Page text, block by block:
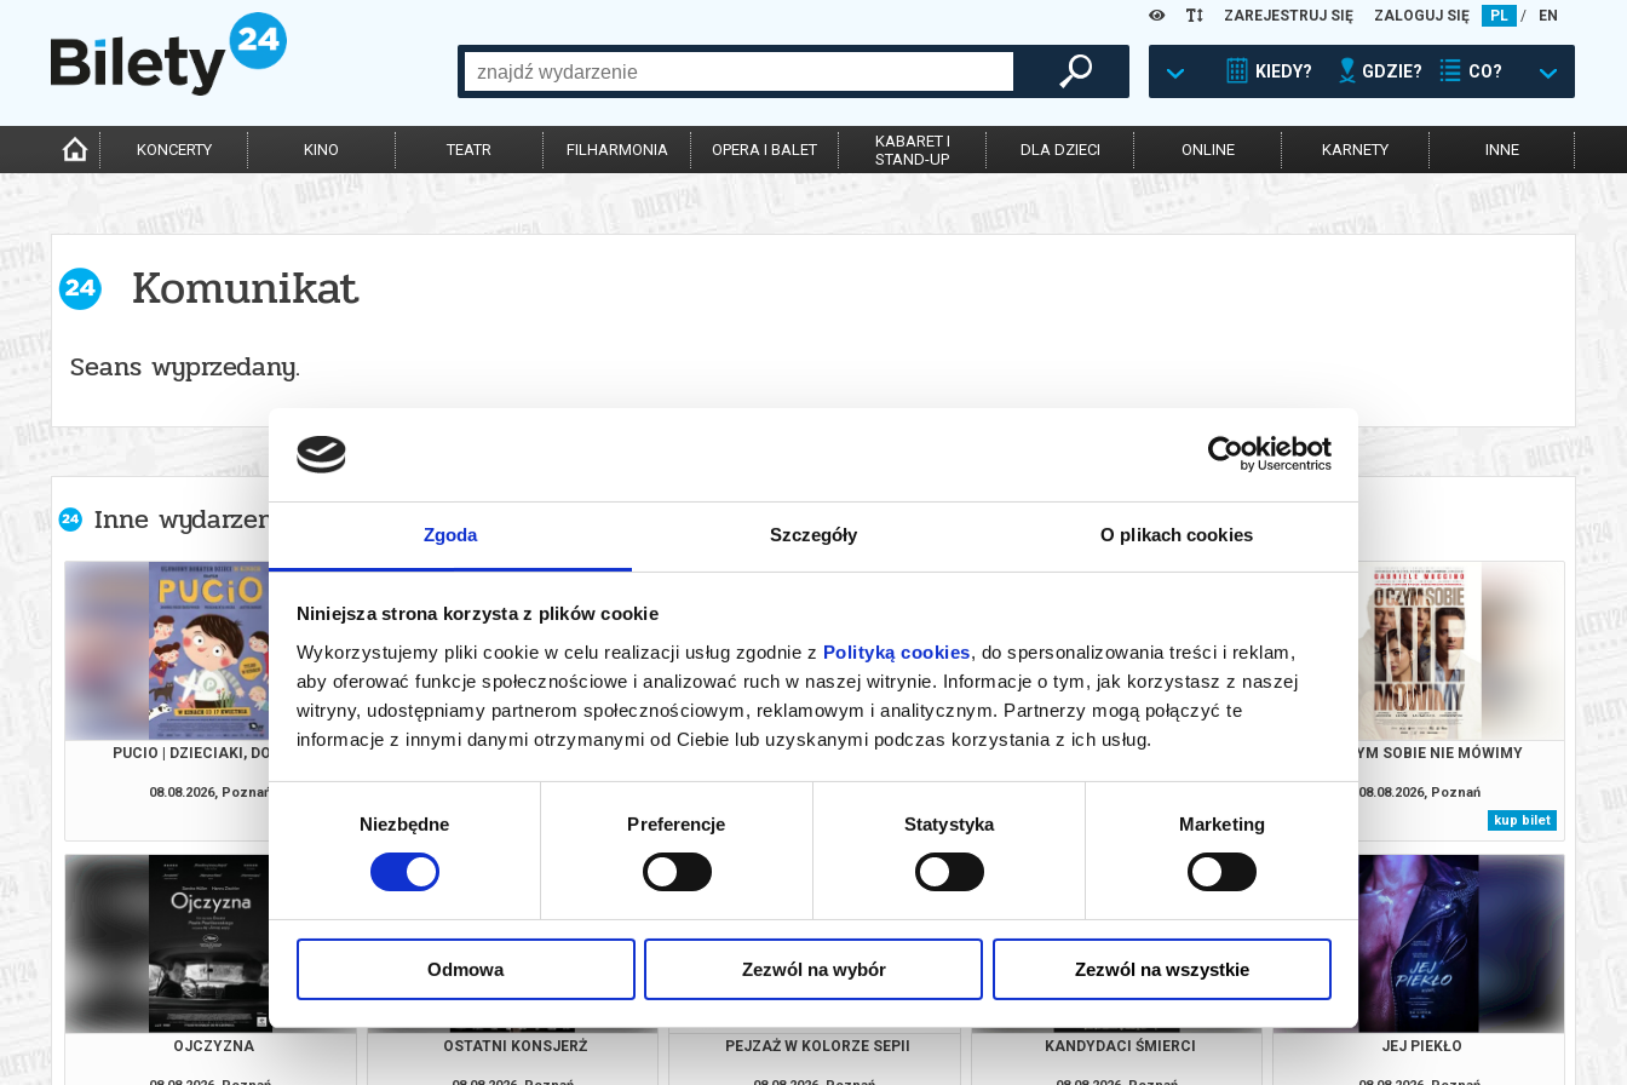
Zgoda Szczegóły O plikach cookies
Niniejsza strona korzysta z plików cookie
Wykorzystujemy pliki cookie w celu realizacji usług zgodnie z Polityką cookies, do spersonalizowania treści i reklam,
aby oferować funkcje społecznościowe i analizować ruch w naszej witrynie. Informacje o tym, jak korzystasz z naszej
witryny, udostępniamy partnerom społecznościowym, reklamowym i analitycznym. Partnerzy mogą połączyć te
informacje z innymi danymi otrzymanymi od Ciebie lub uzyskanymi podczas korzystania z ich usług.
Wybór
Niezbędne Preferencje Statystyka Marketing
Odmowa Zezwól na wybór Zezwól na wszystkie
ZAREJESTRUJ SIĘ ZALOGUJ SIĘ PL / EN
KIEDY? GDZIE? CO?
KONCERTY KINO TEATR FILHARMONIA OPERA I BALET
KABARET I
STAND-UP
DLA DZIECI ONLINE KARNETY INNE
Komunikat
Seans wyprzedany.
Inne wydarzenia organizatora
PUCIO | DZIECIAKI, DO KINA!
08.08.2026, Poznań
CHŁOPIEC NA KRAŃCACH ŚWIATA |
kup bilet
GÓRA MOCY | DZIECIAKI, DO KINA!
kup bilet
KUMOTRY
kup bilet
O CZYM SOBIE NIE MÓWIMY
08.08.2026, Poznań
kup bilet
OJCZYZNA OSTATNI KONSJERŻ PEJZAŻ W KOLORZE SEPII KANDYDACI ŚMIERCI JEJ PIEKŁO